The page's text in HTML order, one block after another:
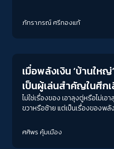
ราชดำเนินกลางยังคงดำเนินต่อ
แค่เรื่องของการคิด แต่คือการช
ภัทราภรณ์ ศรีทองแท้
เมื่อพลังเงิน ‘บ้านให
เป็นผู้เล่นสำคัญในศึก
ไม่ใช่เรื่องของ เอาลุงตู่หรือไม่เ
ขวาหรือซ้าย แต่เป็นเรื่องของพลั
ศศิพร คุ้มเมือง